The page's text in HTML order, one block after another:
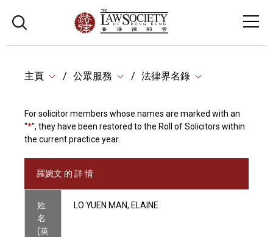
主頁 公眾服務 法律界名錄
For solicitor members whose names are marked with an
"*", they have been restored to the Roll of Solicitors within
the current practice year.
羅婉文 的 詳 情
姓
名
(英
LO YUEN MAN, ELAINE